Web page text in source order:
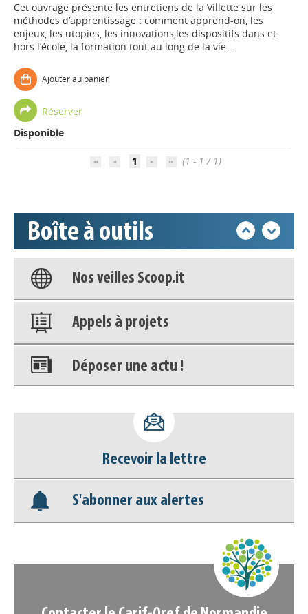
Cet ouvrage présente les entretiens de la Villette sur les
méthodes d’apprentissage : comment apprend-on, les
enjeux, les utopies, les innovations,les dispositifs dans et
hors l’école, la formation tout au long de la vie...
Ajouter au panier
Réserver
Disponible
1 (1 - 1 / 1)
Boîte à outils
Base documentaire
Nos veilles Scoop.it
Appels à projets
Déposer une actu !
déconnecter)
Base documentaire
Nos veilles Scoop.it
Recevoir la lettre
S'abonner aux alertes